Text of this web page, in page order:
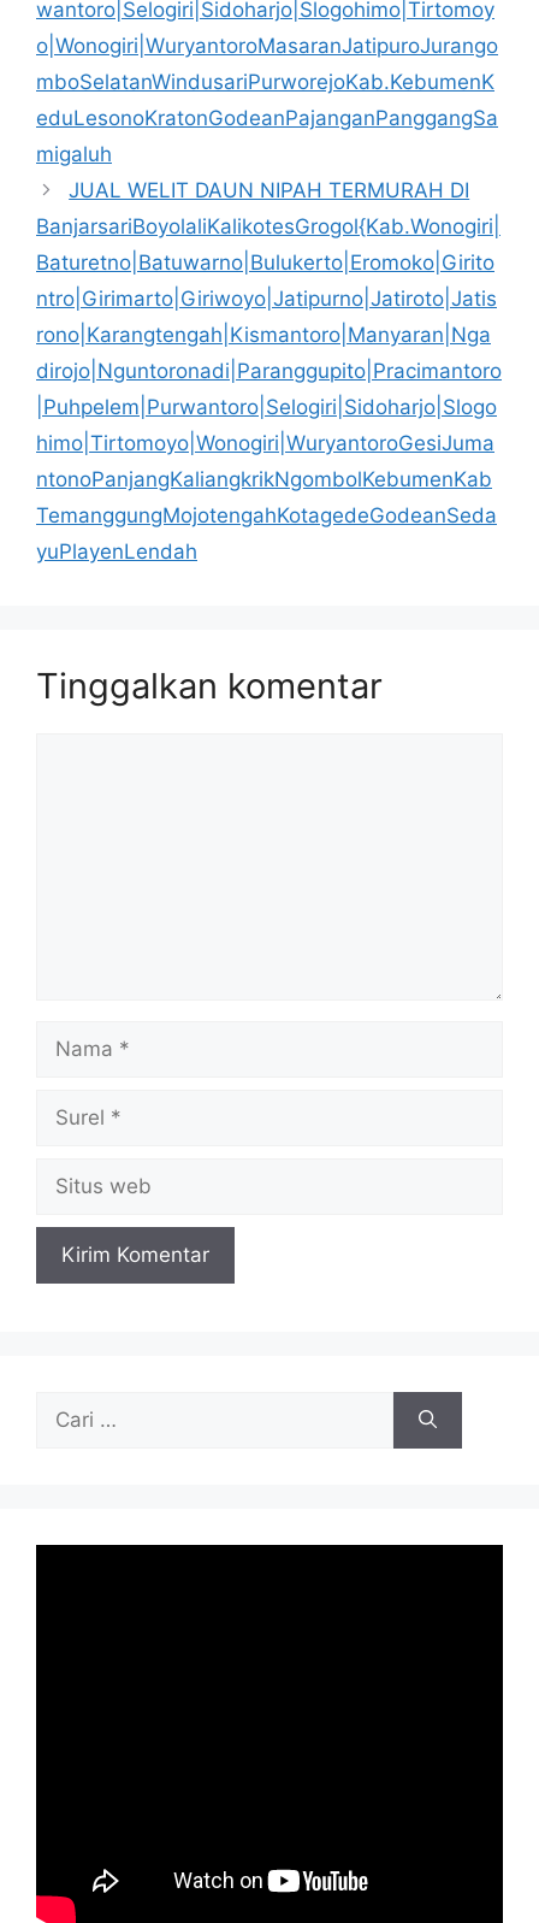
wantoro|Selogiri|Sidoharjo|Slogohimo|Tirtomoy
o|Wonogiri|WuryantoroMasaranJatipuroJurango
mboSelatanWindusariPurworejoKab.KebumenK
eduLesonoKratonGodeanPajanganPanggangSa
migaluh
JUAL WELIT DAUN NIPAH TERMURAH DI
BanjarsariBoyolaliKalikotesGrogol{Kab.Wonogiri|
Baturetno|Batuwarno|Bulukerto|Eromoko|Girito
ntro|Girimarto|Giriwoyo|Jatipurno|Jatiroto|Jatis
rono|Karangtengah|Kismantoro|Manyaran|Nga
dirojo|Nguntoronadi|Paranggupito|Pracimantoro
|Puhpelem|Purwantoro|Selogiri|Sidoharjo|Slogo
himo|Tirtomoyo|Wonogiri|WuryantoroGesiJuma
ntonoPanjangKaliangkrikNgombolKebumenKab
TemanggungMojotengahKotagedeGodeanSeda
yuPlayenLendah
Tinggalkan komentar
Nama
Surel
Situs
web
Cari